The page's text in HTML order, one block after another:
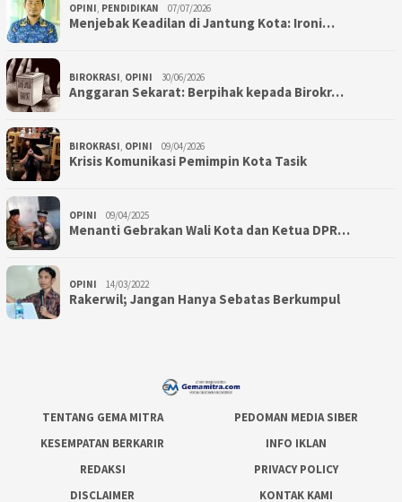
OPINI PENDIDIKAN 07/07/2026
Menjebak Keadilan di Jantung Kota: Ironi…
BIROKRASI OPINI 30/06/2026
Anggaran Sekarat: Berpihak kepada Birokr…
BIROKRASI OPINI 09/04/2026
Krisis Komunikasi Pemimpin Kota Tasik
OPINI 09/04/2025
Menanti Gebrakan Wali Kota dan Ketua DPR…
OPINI 14/03/2022
Rakerwil; Jangan Hanya Sebatas Berkumpul
TENTANG GEMA MITRA
PEDOMAN MEDIA SIBER
KESEMPATAN BERKARIR
INFO IKLAN
REDAKSI
PRIVACY POLICY
DISCLAIMER
KONTAK KAMI